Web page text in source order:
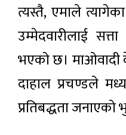
त्यस्तै, एमाले
उम्मेदवारीलाई
भएको छ। माओवादी
दाहाल प्रचण्डले
प्रतिबद्धता